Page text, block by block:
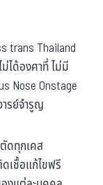
trans Thailand
ได้องศาที่ ไม่มี
Nose Onstage
รย์จำรูญ
ดทุกเคส
เชื้อแก้ไขฟรี